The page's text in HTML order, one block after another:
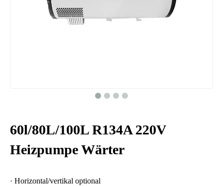
60l/80L/100L R134A 220V
Heizpumpe Wärter
· Horizontal/vertikal optional